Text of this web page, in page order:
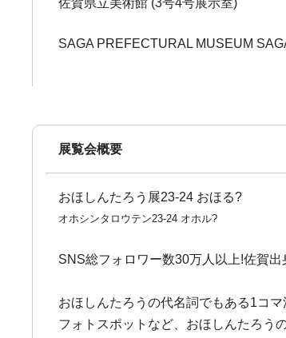
佐賀県立美術館 (3号4号展示室)
SAGA PREFECTURAL MUSEUM
展覧会概要
おほしんたろう展23-24 おほる?
オホシンタロウテン23-24 オホル?
SNS総フォロワー数30万人以上!佐賀
おほしんたろうの代名詞でもある1コ
フォトスポットなど、おほしんたろう